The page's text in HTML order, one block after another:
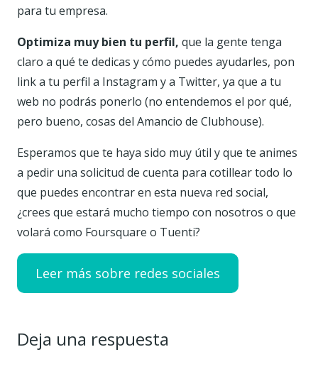
para tu empresa.
Optimiza muy bien tu perfil, que la gente tenga
claro a qué te dedicas y cómo puedes ayudarles, pon
link a tu perfil a Instagram y a Twitter, ya que a tu
web no podrás ponerlo (no entendemos el por qué,
pero bueno, cosas del Amancio de Clubhouse).
Esperamos que te haya sido muy útil y que te animes
a pedir una solicitud de cuenta para cotillear todo lo
que puedes encontrar en esta nueva red social,
¿crees que estará mucho tiempo con nosotros o que
volará como Foursquare o Tuenti?
Leer más sobre redes sociales
Deja una respuesta